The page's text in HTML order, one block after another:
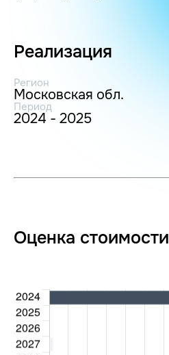
Реализация
Регион
Московская обл.
Период
2024 - 2025
Оценка стоимости